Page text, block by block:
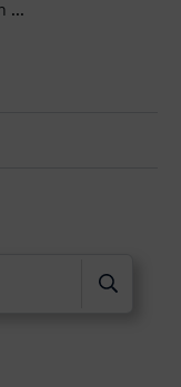
...